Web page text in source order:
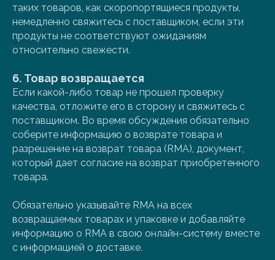
таких товаров, как скоропортящиеся продукты,
немедленно свяжитесь с поставщиком, если эти
продукты не соответствуют ожиданиям
относительно свежести.
6. Товар возвращается
Если какой-либо товар не прошел проверку
качества, отложите его в сторону и свяжитесь с
поставщиком. Во время обсуждения обязательно
соберите информацию о возврате товара и
разрешение на возврат товара (RMA), документ,
который дает согласие на возврат приобретенного
товара.
Обязательно указывайте RMA на всех
возвращаемых товарах и упаковке и добавляйте
информацию о RMA в свою онлайн-систему вместе
с информацией о доставке.